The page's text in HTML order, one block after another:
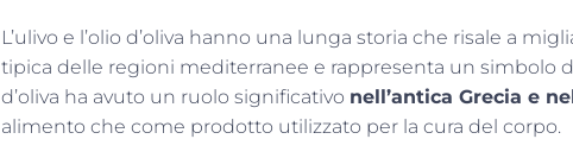
L’ulivo e l’olio d’oliva hanno una lunga storia che risale a
tipica delle regioni mediterranee e rappresenta un simbolo
d’oliva ha avuto un ruolo significativo nell’antica Grecia e
alimento che come prodotto utilizzato per la cura del corpo.